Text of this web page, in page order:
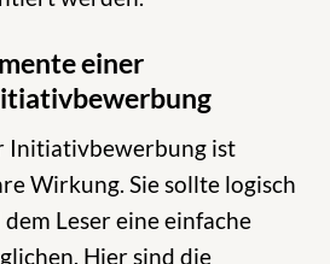
einer
Initiativbewerbung ist
Wirkung. Sie sollte logisch
Leser eine einfache
Hier sind die